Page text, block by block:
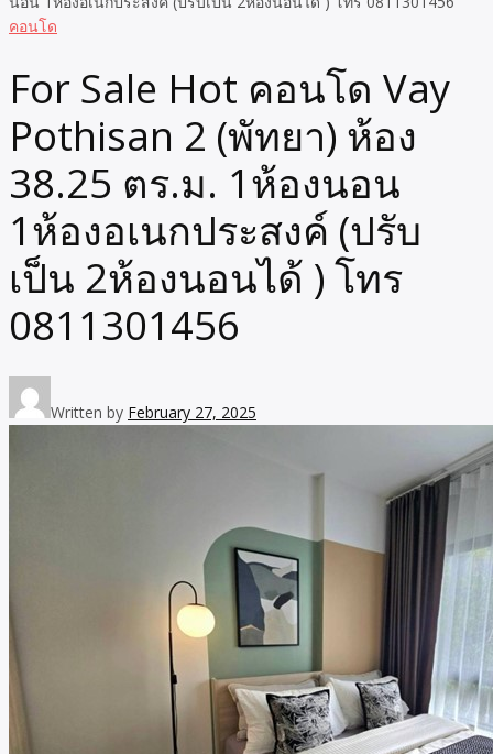
คอนโด
For Sale Hot คอนโด Vay
Pothisan 2 (พัทยา) ห้อง
38.25 ตร.ม. 1ห้องนอน
1ห้องอเนกประสงค์ (ปรับ
เป็น 2ห้องนอนได้ ) โทร
0811301456
Written by February 27, 2025